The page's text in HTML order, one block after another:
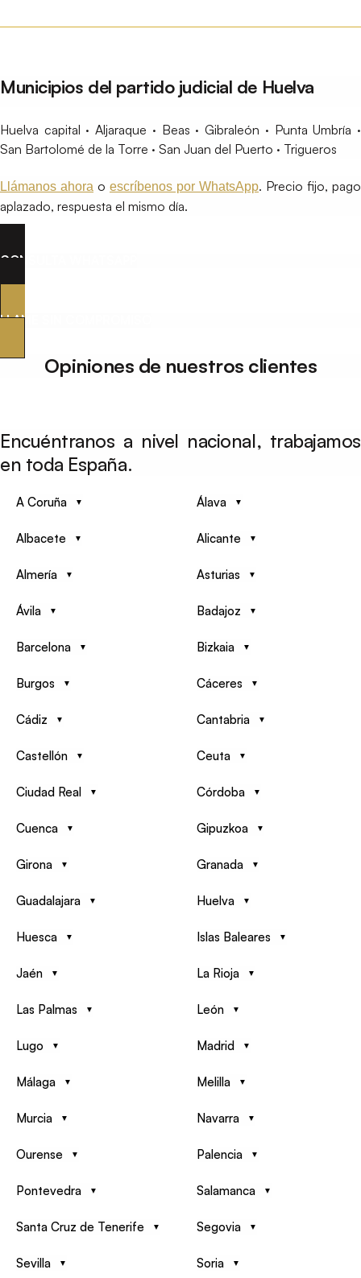
Municipios del partido judicial de Huelva
Huelva capital · Aljaraque · Beas · Gibraleón · Punta Umbría ·
San Bartolomé de la Torre · San Juan del Puerto · Trigueros
Llámanos ahora o escríbenos por WhatsApp. Precio fijo, pago
aplazado, respuesta el mismo día.
CONSULTA WHATSAPP
LLAME SIN COMPROMISO
Opiniones de nuestros clientes
Encuéntranos a nivel nacional, trabajamos
en toda España.
A Coruña Álava
Albacete Alicante
Almería Asturias
Ávila Badajoz
Barcelona Bizkaia
Burgos Cáceres
Cádiz Cantabria
Castellón Ceuta
Ciudad Real Córdoba
Cuenca Gipuzkoa
Girona Granada
Guadalajara Huelva
Huesca Islas Baleares
Jaén La Rioja
Las Palmas León
Lugo Madrid
Málaga Melilla
Murcia Navarra
Ourense Palencia
Pontevedra Salamanca
Santa Cruz de Tenerife Segovia
Sevilla Soria